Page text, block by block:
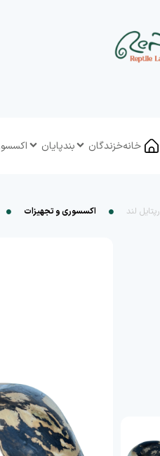
خانهخزندگان بندپایان
رپتایل لند اکسسوری و تجهیزات